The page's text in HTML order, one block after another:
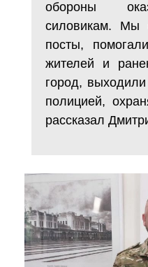
обороны
силовикам. Мы
посты,
жителей и
город,
полицией,
рассказал